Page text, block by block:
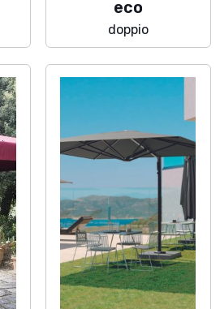
eco
doppio